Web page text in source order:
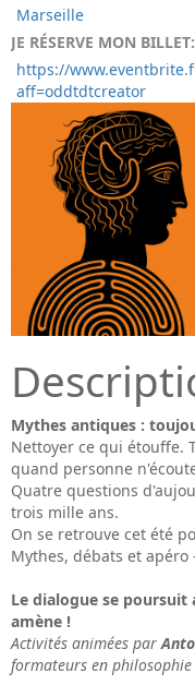
Marseille
JE RÉSERVE MON BILLET:
https://
aff=oddtdtcreator
Mythes antiques :
Nettoyer ce qui étouffe.
quand personne
Quatre questions
trois mille ans.
On se retrouve cet été
Mythes, débats et
Le dialogue se poursuit
amène !
Activités animées par
formateurs en